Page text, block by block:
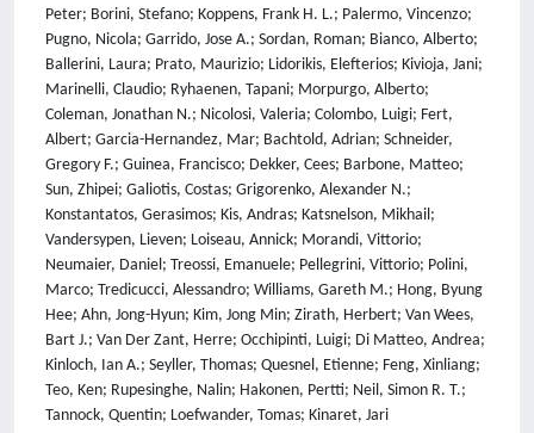
Peter; Borini, Stefano; Koppens, Frank H. L.; Palermo, Vincenzo;
Pugno, Nicola; Garrido, Jose A.; Sordan, Roman; Bianco, Alberto;
Ballerini, Laura; Prato, Maurizio; Lidorikis, Elefterios; Kivioja, Jani;
Marinelli, Claudio; Ryhaenen, Tapani; Morpurgo, Alberto;
Coleman, Jonathan N.; Nicolosi, Valeria; Colombo, Luigi; Fert,
Albert; Garcia-Hernandez, Mar; Bachtold, Adrian; Schneider,
Gregory F.; Guinea, Francisco; Dekker, Cees; Barbone, Matteo;
Sun, Zhipei; Galiotis, Costas; Grigorenko, Alexander N.;
Konstantatos, Gerasimos; Kis, Andras; Katsnelson, Mikhail;
Vandersypen, Lieven; Loiseau, Annick; Morandi, Vittorio;
Neumaier, Daniel; Treossi, Emanuele; Pellegrini, Vittorio; Polini,
Marco; Tredicucci, Alessandro; Williams, Gareth M.; Hong, Byung
Hee; Ahn, Jong-Hyun; Kim, Jong Min; Zirath, Herbert; Van Wees,
Bart J.; Van Der Zant, Herre; Occhipinti, Luigi; Di Matteo, Andrea;
Kinloch, Ian A.; Seyller, Thomas; Quesnel, Etienne; Feng, Xinliang;
Teo, Ken; Rupesinghe, Nalin; Hakonen, Pertti; Neil, Simon R. T.;
Tannock, Quentin; Loefwander, Tomas; Kinaret, Jari